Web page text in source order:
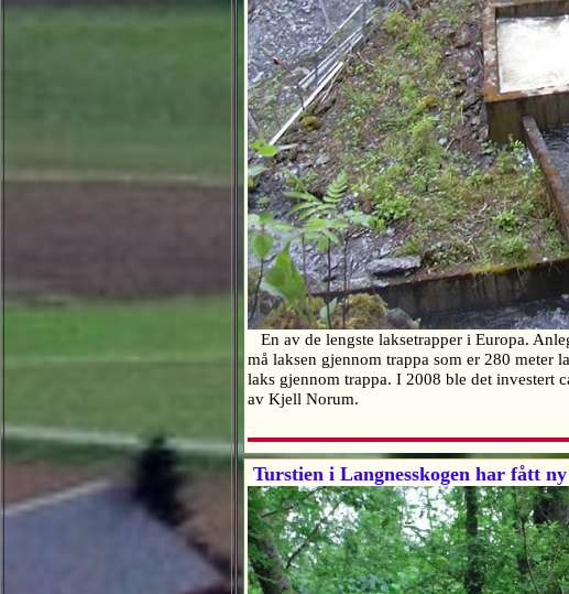
En av de lengste laksetrapper i Europa.
må laksen gjennom trappa som er 280 meter
laks gjennom trappa. I 2008 ble det investert
av Kjell Norum.
Turstien i Langnesskogen har fått